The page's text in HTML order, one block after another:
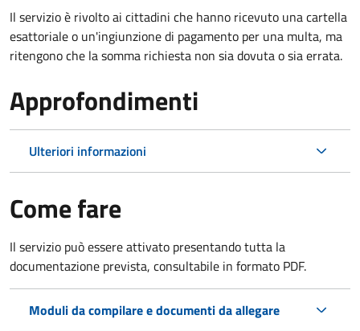
Il servizio è rivolto ai cittadini che hanno ricevuto una cartella
esattoriale o un'ingiunzione di pagamento per una multa, ma
ritengono che la somma richiesta non sia dovuta o sia errata.
Approfondimenti
Ulteriori informazioni
Come fare
Il servizio può essere attivato presentando tutta la
documentazione prevista, consultabile in formato PDF.
Moduli da compilare e documenti da allegare